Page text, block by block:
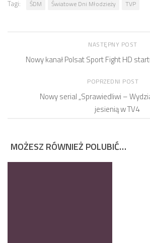
Tagi: ŚDM Światowe Dni Młodzieży TVP
NASTĘPNY POST
Nowy kanał Polsat Sport Fight HD
POPRZEDNI POST
Nowy serial „Sprawiedliwi –
jesienią w TV4
MOŻESZ RÓWNIEŻ POLUBIĆ…